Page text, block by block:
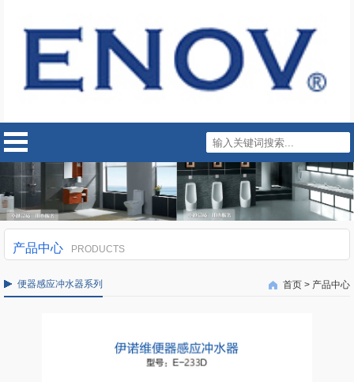
产品中心 PRODUCTS
首页 > 产品中心
便器感应冲水器系列